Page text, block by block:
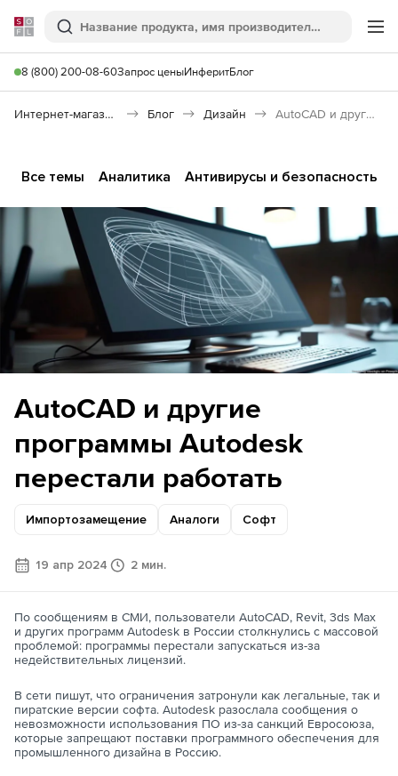
Softline
Поиск
8 (800) 200-08-60Запрос ценыИнферитБлог
Интернет-магазин Блог Дизайн AutoCAD и другие программы Autodesk перестали работать
AutoCAD и другие
программы Autodesk
перестали работать
Импортозамещение Аналоги Софт
19 апр 2024 2 мин.
По сообщениям в СМИ, пользователи AutoCAD, Revit, 3ds Max
и других программ Autodesk в России столкнулись с массовой
проблемой: программы перестали запускаться из-за
недействительных лицензий.
В сети пишут, что ограничения затронули как легальные, так и
пиратские версии софта. Autodesk разослала сообщения о
невозможности использования ПО из-за санкций Евросоюза,
которые запрещают поставки программного обеспечения для
промышленного дизайна в Россию.
Все темы Аналитика Антивирусы и безопасность